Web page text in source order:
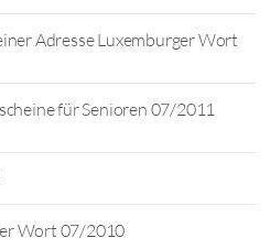
Adresse Luxemburger Wort
für Senioren 07/2011
Wort 07/2010